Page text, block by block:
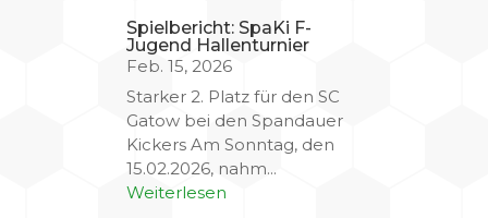
Spielbericht: SpaKi F-
Jugend Hallenturnier
Feb. 15, 2026
Starker 2. Platz für den SC
Gatow bei den Spandauer
Kickers Am Sonntag, den
15.02.2026, nahm...
Weiterlesen